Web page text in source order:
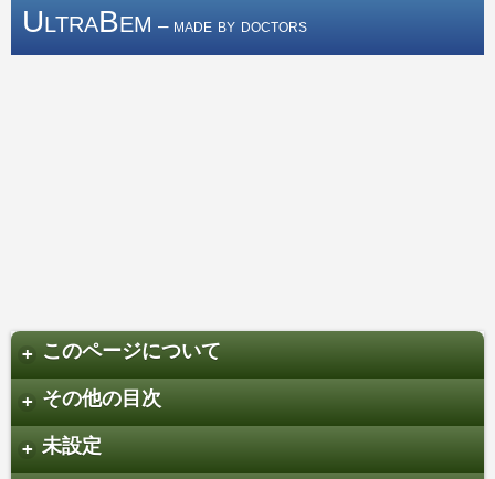
UltraBem – made by doctors
+ このページについて
+ その他の目次
+ 未設定